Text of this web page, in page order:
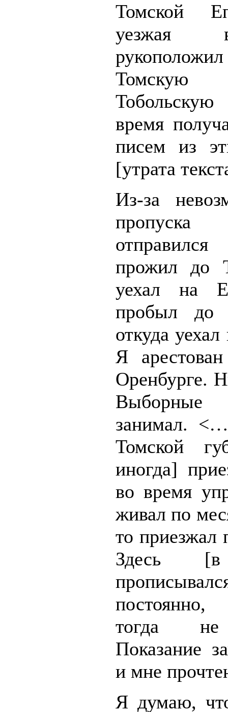
Томской
уезжая
время
писем из
[утрата
Из-за
прожил до
уехал на
пробыл до
откуда
Я
Оренбурге.
занимал.
Томской
иногда]
во время
живал по
то приезжал
Здесь
постоянно,
тогда не
Показание
и мне
Я думаю,